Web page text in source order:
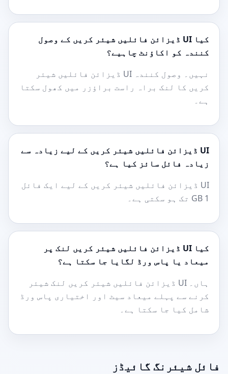
کیا UI ڈیزائن فائلیں شیئر کریں کے وصول
کنندہ کو اکاؤنٹ چاہیے؟
نہیں۔ وصول کنندہ UI ڈیزائن فائلیں شیئر
کریں کا لنک براہ راست براؤزر میں کھول سکتا
ہے۔
UI ڈیزائن فائلیں شیئر کریں کے لیے زیادہ سے
زیادہ فائل سائز کیا ہے؟
UI ڈیزائن فائلیں شیئر کریں کے لیے ایک فائل
1 GB تک ہو سکتی ہے۔
کیا UI ڈیزائن فائلیں شیئر کریں لنک پر
میعاد یا پاس ورڈ لگایا جا سکتا ہے؟
ہاں۔ UI ڈیزائن فائلیں شیئر کریں لنک شیئر
کرنے سے پہلے میعاد سیٹ اور اختیاری پاس ورڈ
شامل کیا جا سکتا ہے۔
فائل شیئرنگ گائیڈز